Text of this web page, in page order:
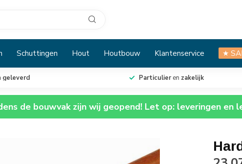
Schuttingen Hout Houtbouw Klantenservice ★
geleverd Particulieren zakelijk
de bouwvak zijn wij geopend! Let op: leveringen en